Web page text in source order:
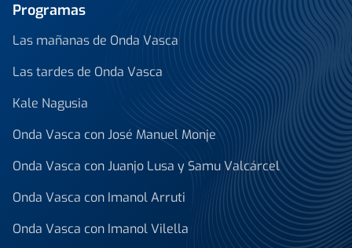
Programas
Las mañanas de Onda Vasca
Las tardes de Onda Vasca
Kale Nagusia
Onda Vasca con José Manuel Monje
Onda Vasca con Juanjo Lusa y Samu Valcárcel
Onda Vasca con Imanol Arruti
Onda Vasca con Imanol Vilella